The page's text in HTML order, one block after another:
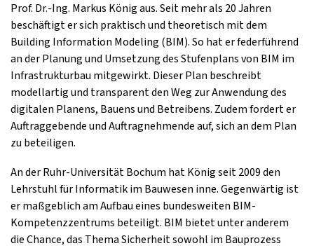
Prof. Dr.-Ing. Markus König aus. Seit mehr als 20 Jahren
beschäftigt er sich praktisch und theoretisch mit dem
Building Information Modeling (BIM). So hat er federführend
an der Planung und Umsetzung des Stufenplans von BIM im
Infrastrukturbau mitgewirkt. Dieser Plan beschreibt
modellartig und transparent den Weg zur Anwendung des
digitalen Planens, Bauens und Betreibens. Zudem fordert er
Auftraggebende und Auftragnehmende auf, sich an dem Plan
zu beteiligen.
An der Ruhr-Universität Bochum hat König seit 2009 den
Lehrstuhl für Informatik im Bauwesen inne. Gegenwärtig ist
er maßgeblich am Aufbau eines bundesweiten BIM-
Kompetenzzentrums beteiligt. BIM bietet unter anderem
die Chance, das Thema Sicherheit sowohl im Bauprozess